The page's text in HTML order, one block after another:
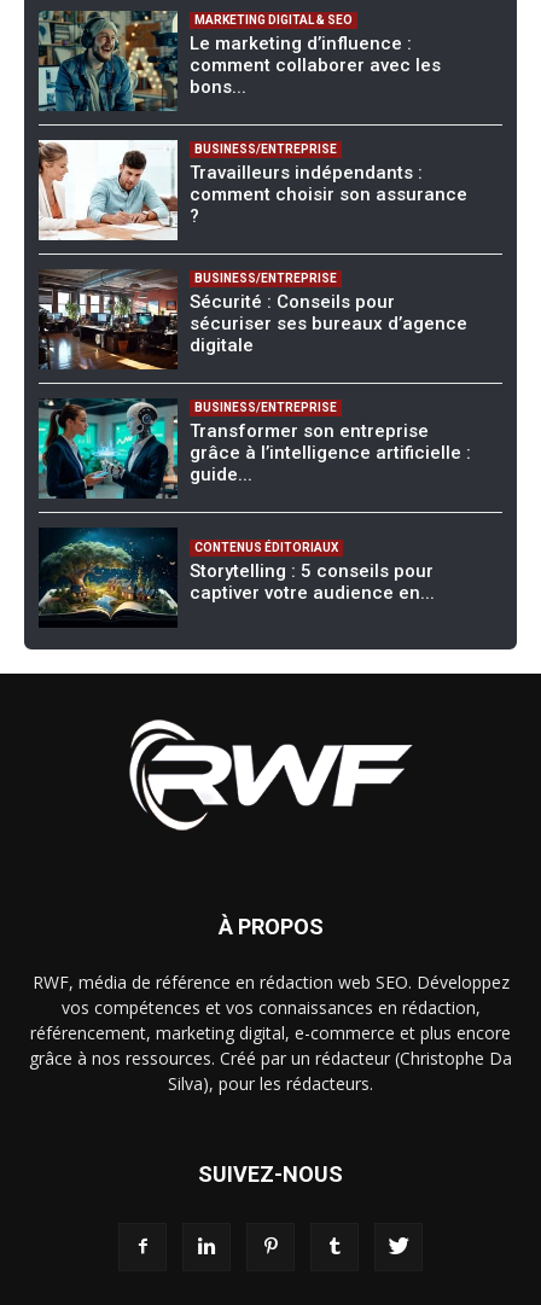
MARKETING DIGITAL & SEO
Le marketing d’influence :
comment collaborer avec les
bons...
BUSINESS/ENTREPRISE
Travailleurs indépendants :
comment choisir son assurance
?
BUSINESS/ENTREPRISE
Sécurité : Conseils pour
sécuriser ses bureaux d’agence
digitale
BUSINESS/ENTREPRISE
Transformer son entreprise
grâce à l’intelligence artificielle :
guide...
CONTENUS ÉDITORIAUX
Storytelling : 5 conseils pour
captiver votre audience en...
À PROPOS
RWF, média de référence en rédaction web SEO. Développez
vos compétences et vos connaissances en rédaction,
référencement, marketing digital, e-commerce et plus encore
grâce à nos ressources. Créé par un rédacteur (Christophe Da
Silva), pour les rédacteurs.
SUIVEZ-NOUS